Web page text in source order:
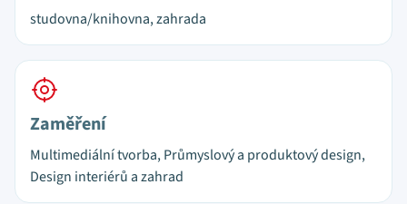
studovna/knihovna, zahrada
Zaměření
Multimediální tvorba, Průmyslový a produktový design,
Design interiérů a zahrad